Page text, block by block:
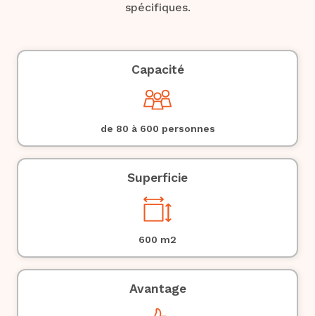
spécifiques.
Capacité
de 80 à 600 personnes
Superficie
600 m2
Avantage